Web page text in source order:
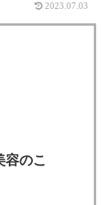
2023.07.03
のこ